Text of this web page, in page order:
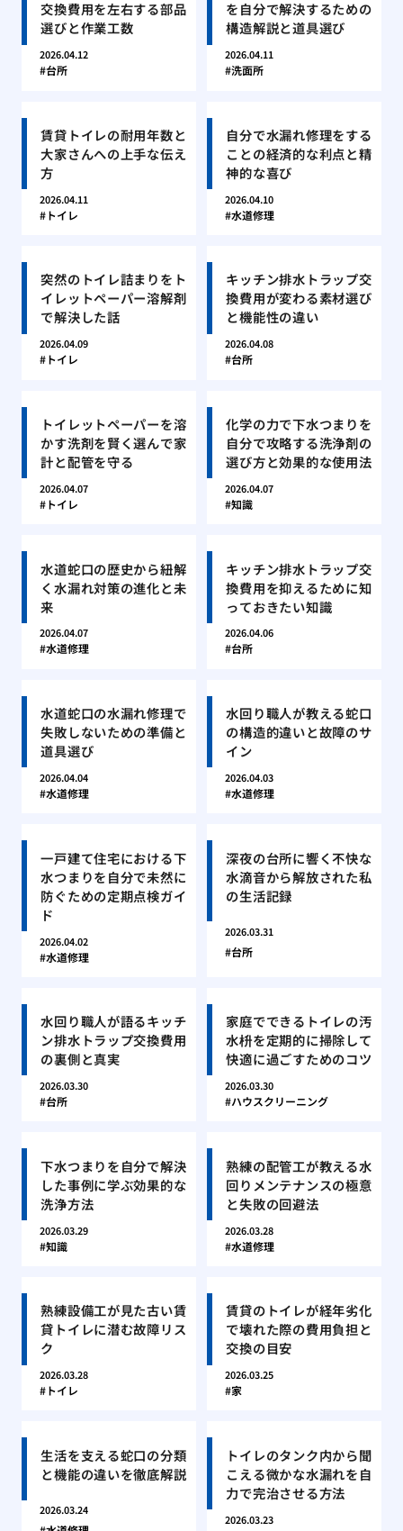
交換費用を左右する部品
選びと作業工数
2026.04.12
台所
を自分で解決するための
構造解説と道具選び
2026.04.11
洗面所
賃貸トイレの耐用年数と
大家さんへの上手な伝え
方
2026.04.11
トイレ
自分で水漏れ修理をする
ことの経済的な利点と精
神的な喜び
2026.04.10
水道修理
突然のトイレ詰まりをト
イレットペーパー溶解剤
で解決した話
2026.04.09
トイレ
キッチン排水トラップ交
換費用が変わる素材選び
と機能性の違い
2026.04.08
台所
トイレットペーパーを溶
かす洗剤を賢く選んで家
計と配管を守る
2026.04.07
トイレ
化学の力で下水つまりを
自分で攻略する洗浄剤の
選び方と効果的な使用法
2026.04.07
知識
水道蛇口の歴史から紐解
く水漏れ対策の進化と未
来
2026.04.07
水道修理
キッチン排水トラップ交
換費用を抑えるために知
っておきたい知識
2026.04.06
台所
水道蛇口の水漏れ修理で
失敗しないための準備と
道具選び
2026.04.04
水道修理
水回り職人が教える蛇口
の構造的違いと故障のサ
イン
2026.04.03
水道修理
一戸建て住宅における下
水つまりを自分で未然に
防ぐための定期点検ガイ
ド
2026.04.02
水道修理
深夜の台所に響く不快な
水滴音から解放された私
の生活記録
2026.03.31
台所
水回り職人が語るキッチ
ン排水トラップ交換費用
の裏側と真実
2026.03.30
台所
家庭でできるトイレの汚
水枡を定期的に掃除して
快適に過ごすためのコツ
2026.03.30
ハウスクリーニング
下水つまりを自分で解決
した事例に学ぶ効果的な
洗浄方法
2026.03.29
知識
熟練の配管工が教える水
回りメンテナンスの極意
と失敗の回避法
2026.03.28
水道修理
熟練設備工が見た古い賃
貸トイレに潜む故障リス
ク
2026.03.28
トイレ
賃貸のトイレが経年劣化
で壊れた際の費用負担と
交換の目安
2026.03.25
家
生活を支える蛇口の分類
と機能の違いを徹底解説
2026.03.24
トイレのタンク内から聞
こえる微かな水漏れを自
力で完治させる方法
2026.03.23